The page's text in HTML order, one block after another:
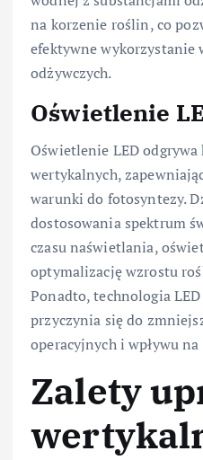
na korzenie roślin, co
efektywne wykorzystanie
odżywczych.
Oświetlenie
Oświetlenie LED
wertykalnych,
warunki do fotosyntezy.
dostosowania spektrum
czasu naświetlania,
optymalizację wzrostu
Ponadto, technologia
przyczynia się do
operacyjnych i wpływu
Zalety